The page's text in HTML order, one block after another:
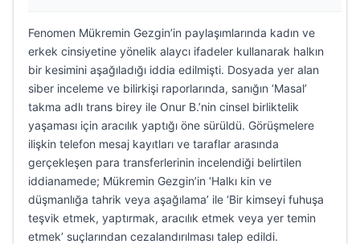
Fenomen Mükremin Gezgin’in paylaşımlarında kadın ve
erkek cinsiyetine yönelik alaycı ifadeler kullanarak halkın
bir kesimini aşağıladığı iddia edilmişti. Dosyada yer alan
siber inceleme ve bilirkişi raporlarında, sanığın ‘Masal’
takma adlı trans birey ile Onur B.’nin cinsel birliktelik
yaşaması için aracılık yaptığı öne sürüldü. Görüşmelere
ilişkin telefon mesaj kayıtları ve taraflar arasında
gerçekleşen para transferlerinin incelendiği belirtilen
iddianamede; Mükremin Gezgin’in ‘Halkı kin ve
düşmanlığa tahrik veya aşağılama’ ile ‘Bir kimseyi fuhuşa
teşvik etmek, yaptırmak, aracılık etmek veya yer temin
etmek’ suçlarından cezalandırılması talep edildi.